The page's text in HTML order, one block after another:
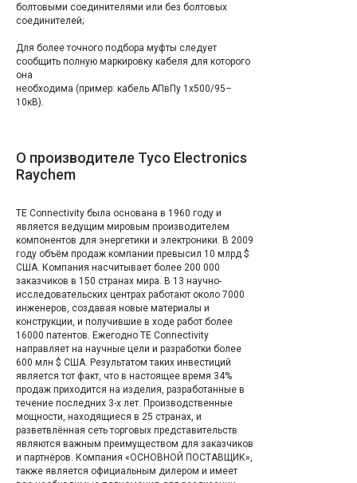
болтовыми соединителями или без болтовых
соединителей;
Для более точного подбора муфты следует
сообщить полную маркировку кабеля для которого
она
необходима (пример: кабель АПвПу 1х500/95–
10кВ).
TE Connectivity была основана в 1960 году и
является ведущим мировым производителем
компонентов для энергетики и электроники. В 2009
году объём продаж компании превысил 10 млрд $
США. Компания насчитывает более 200 000
заказчиков в 150 странах мира. В 13 научно-
исследовательских центрах работают около 7000
инженеров, создавая новые материалы и
конструкции, и получившие в ходе работ более
16000 патентов. Ежегодно TE Connectivity
направляет на научные цели и разработки более
600 млн $ США. Результатом таких инвестиций
является тот факт, что в настоящее время 34%
продаж приходится на изделия, разработанные в
течение последних 3-х лет. Производственные
мощности, находящиеся в 25 странах, и
разветвлённая сеть торговых представительств
являются важным преимуществом для заказчиков
и партнёров. Компания «ОСНОВНОЙ ПОСТАВЩИК»,
также является официальным дилером и имеет
О производителе Tyco Electronics
Raychem